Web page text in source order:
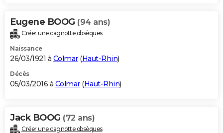
Eugene BOOG (94 ans)
Créer une cagnotte obsèques
Naissance
26/03/1921 à Colmar(Haut-Rhin)
Décès
05/03/2016 à Colmar(Haut-Rhin)
Jack BOOG (72 ans)
Créer une cagnotte obsèques